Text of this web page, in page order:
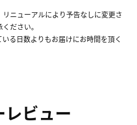
ニューアルにより予告なしに変更さ
ださい。
る日数よりもお届けにお時間を頂く
レビュー